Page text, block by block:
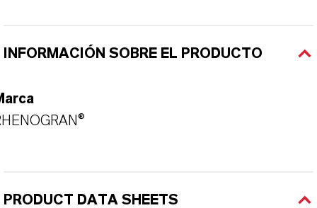
INFORMACIÓN SOBRE EL PRODUCTO
PRODUCT DATA SHEETS